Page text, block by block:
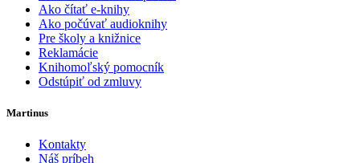
Ako čítať e-knihy
Ako počúvať audioknihy
Pre školy a knižnice
Reklamácie
Knihomoľský pomocník
Odstúpiť od zmluvy
Martinus
Kontakty
Náš príbeh